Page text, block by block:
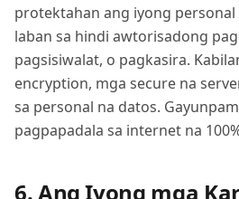
protektahan ang iyong
laban sa hindi awtorisadong
pagsisiwalat, o pagkasira.
encryption, mga secure na
sa personal na datos.
pagpapadala sa internet na
6. Ang Iyong mga